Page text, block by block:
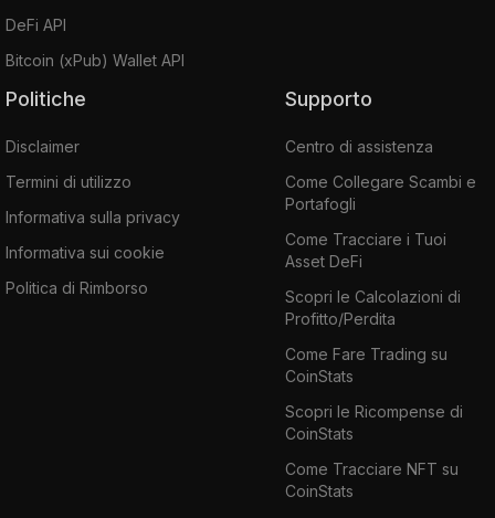
DeFi API
Bitcoin (xPub) Wallet API
Politiche
Disclaimer
Termini di utilizzo
Informativa sulla privacy
Informativa sui cookie
Politica di Rimborso
Supporto
Centro di assistenza
Come Collegare Scambi e
Portafogli
Come Tracciare i Tuoi
Asset DeFi
Scopri le Calcolazioni di
Profitto/Perdita
Come Fare Trading su
CoinStats
Scopri le Ricompense di
CoinStats
Come Tracciare NFT su
CoinStats